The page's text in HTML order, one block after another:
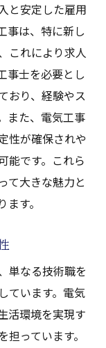
測
功させるた
加方法
グ
法
来展望と可能
と安定した雇用
事は、特に新し
これにより求人
事士を必要とし
おり、経験やス
また、電気工事
性が確保されや
能です。これら
て大きな魅力と
す。
単なる技術職を
ています。電気
活環境を実現す
っています。